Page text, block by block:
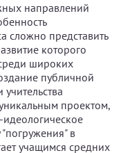
направлений
сложно представить
которого
широких
публичной
проектом,
в
учащимся средних